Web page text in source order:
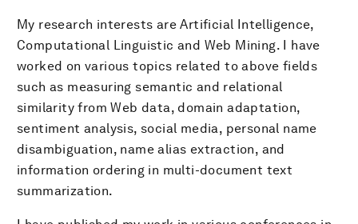
My research interests are Artificial Intelligence,
Computational Linguistic and Web Mining. I have
worked on various topics related to above fields
such as measuring semantic and relational
similarity from Web data, domain adaptation,
sentiment analysis, social media, personal name
disambiguation, name alias extraction, and
information ordering in multi-document text
summarization.